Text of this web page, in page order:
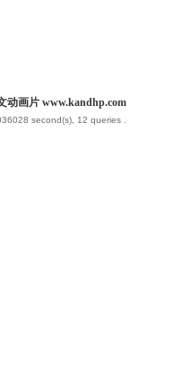
动画片 www.kandhp.com
second(s), 12 queries .